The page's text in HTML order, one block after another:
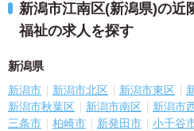
新潟市江南区(新潟県)の近
福祉の求人を探す
新潟県
新潟市 新潟市北区 新潟市東区
新潟市秋葉区
新潟市南区 新潟市
三条市
柏崎市 新発田市 小千谷